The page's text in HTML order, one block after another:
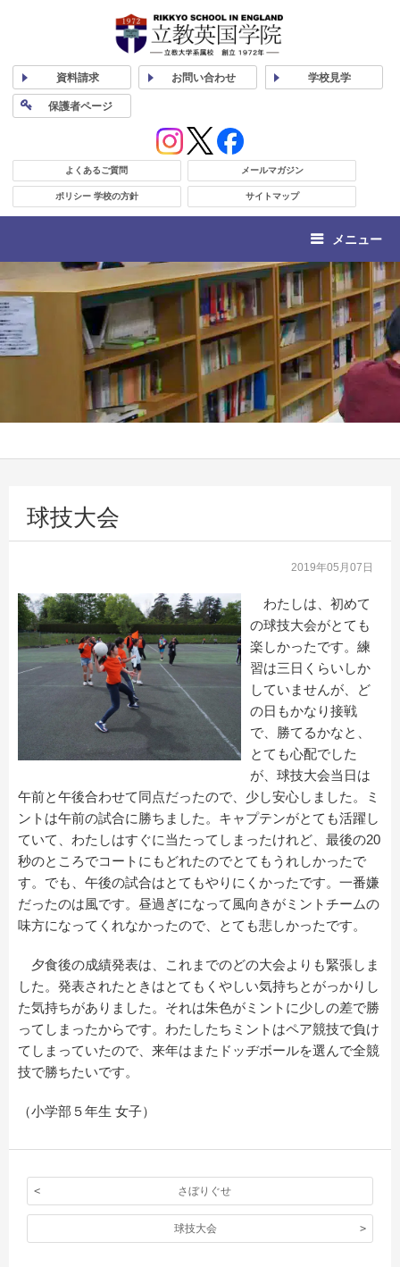
資料請求 お問い合わせ 学校見学
保護者ページ
よくあるご質問 メールマガジン
ポリシー 学校の方針 サイトマップ
メニュー
球技大会
2019年05月07日
わたしは、初めて
の球技大会がとても
楽しかったです。練
習は三日くらいしか
していませんが、ど
の日もかなり接戦
で、勝てるかなと、
とても心配でした
が、球技大会当日は
午前と午後合わせて同点だったので、少し安心しました。ミ
ントは午前の試合に勝ちました。キャプテンがとても活躍し
ていて、わたしはすぐに当たってしまったけれど、最後の20
秒のところでコートにもどれたのでとてもうれしかったで
す。でも、午後の試合はとてもやりにくかったです。一番嫌
だったのは風です。昼過ぎになって風向きがミントチームの
味方になってくれなかったので、とても悲しかったです。
夕食後の成績発表は、これまでのどの大会よりも緊張しま
した。発表されたときはとてもくやしい気持ちとがっかりし
た気持ちがありました。それは朱色がミントに少しの差で勝
ってしまったからです。わたしたちミントはペア競技で負け
てしまっていたので、来年はまたドッヂボールを選んで全競
技で勝ちたいです。
（小学部５年生 女子）
さぼりぐせ
球技大会